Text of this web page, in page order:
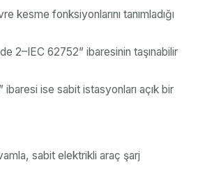
kesme fonksiyonlarını tanımladığı
2–IEC 62752” ibaresinin taşınabilir
ise sabit istasyonları açık bir
sabit elektrikli araç şarj